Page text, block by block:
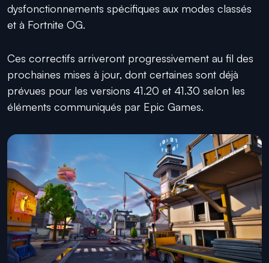
dysfonctionnements spécifiques aux modes classés
et à Fortnite OG.
Ces correctifs arriveront progressivement au fil des
prochaines mises à jour, dont certaines sont déjà
prévues pour les versions 41.20 et 41.30 selon les
éléments communiqués par Epic Games.